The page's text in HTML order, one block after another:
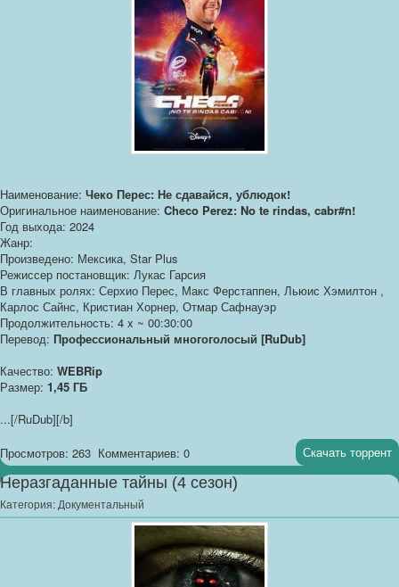
Наименование: Чеко Перес: Не сдавайся, ублюдок!
Оригинальное наименование: Checo Perez: No te rindas, cabr#n!
Год выхода: 2024
Жанр:
Произведено: Мексика, Star Plus
Режиссер постановщик: Лукас Гарсия
В главных ролях: Серхио Перес, Макс Ферстаппен, Льюис Хэмилтон ,
Карлос Сайнс, Кристиан Хорнер, Отмар Сафнауэр
Продолжительность: 4 x ~ 00:30:00
Перевод: Профессиональный многоголосый [RuDub]
Качество: WEBRip
Размер: 1,45 ГБ
...[/RuDub][/b]
Просмотров: 263 Комментариев: 0 Скачать торрент
Неразгаданные тайны (4 сезон)
Категория: Документальный